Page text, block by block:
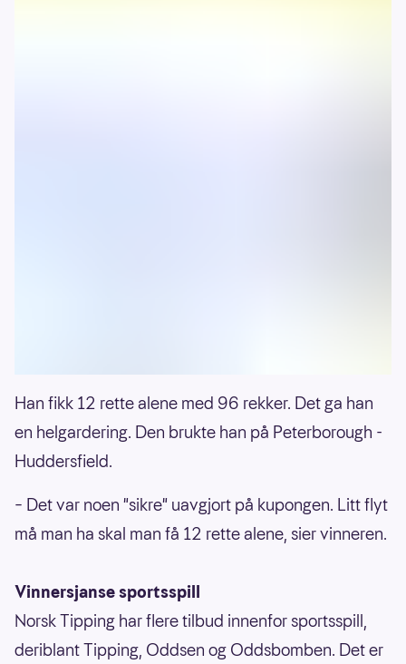
Han fikk 12 rette alene med 96 rekker. Det ga han
en helgardering. Den brukte han på Peterborough -
Huddersfield.
– Det var noen "sikre" uavgjort på kupongen. Litt flyt
må man ha skal man få 12 rette alene, sier vinneren.
Vinnersjanse sportsspill
Norsk Tipping har flere tilbud innenfor sportsspill,
deriblant Tipping, Oddsen og Oddsbomben. Det er